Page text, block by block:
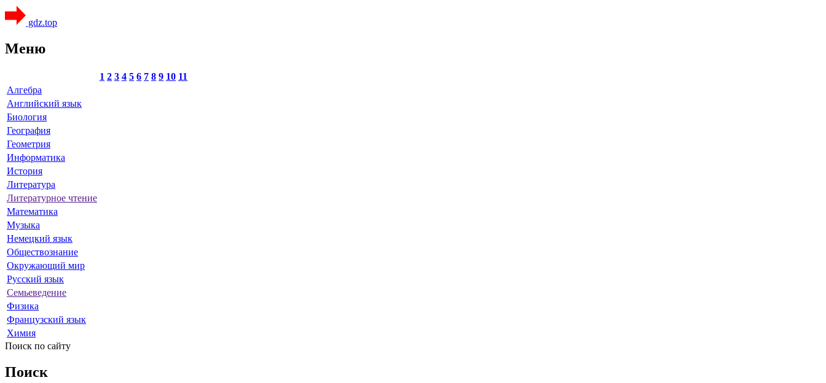
gdz.top
Меню
1 2 3 4 5 6 7 8 9 10 11
Алгебра
Английский язык
Биология
География
Геометрия
Информатика
История
Литература
Литературное чтение
Математика
Музыка
Немецкий язык
Обществознание
Окружающий мир
Русский язык
Семьеведение
Физика
Французский язык
Химия
Поиск по сайту
Поиск